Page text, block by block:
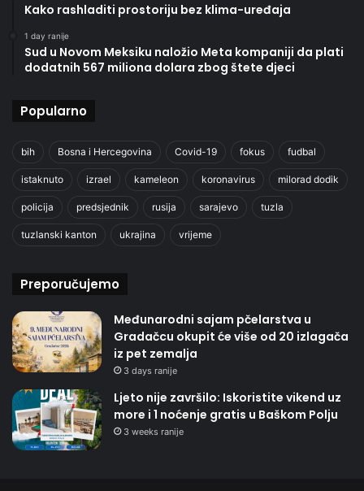
Kako rashladiti prostoriju bez klima-uređaja
1 day ranije
Sud u Novom Meksiku naložio Meta kompaniji da plati
dodatnih 567 miliona dolara zbog štete djeci
Popularno
bih Bosna i Hercegovina Covid-19 fokus fudbal
istaknuto izrael kameleon koronavirus milorad dodik
policija predsjednik rusija sarajevo tuzla
tuzlanski kanton ukrajina vrijeme
Preporučujemo
Međunarodni sajam pčelarstva u
Gradačcu okupit će više od 20 izlagača
iz pet zemalja
3 days ranije
Ljeto nije završilo: Iskoristite vikend uz
more i 1 noćenje gratis u Baškom Polju
3 weeks ranije